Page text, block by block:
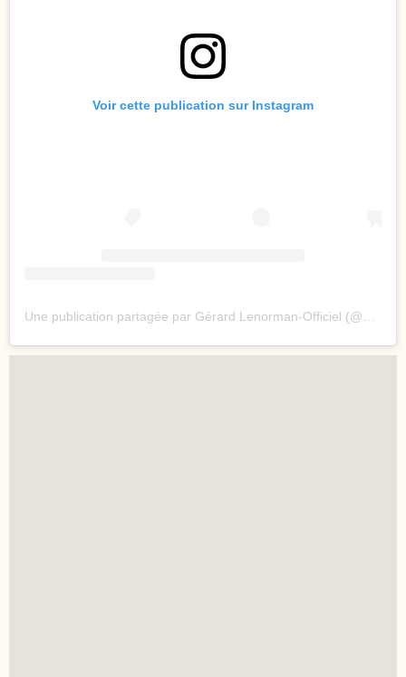
Voir cette publication sur Instagram